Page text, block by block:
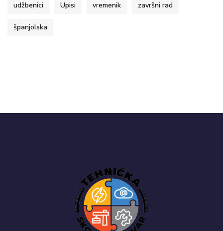
udžbenici Upisi vremenik završni rad
španjolska